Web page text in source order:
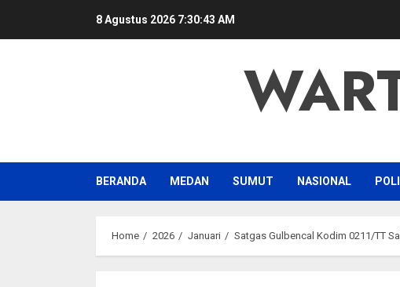
8 Agustus 2026 7:30:44 AM
BERANDA MEDAN SUMUT NASIONAL
Home 2026 Januari Satgas Gulbencal Kodim 0211/TT